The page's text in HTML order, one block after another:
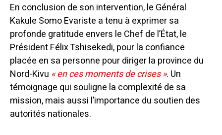
En conclusion de son intervention, le Général
Kakule Somo Evariste a tenu à exprimer sa
profonde gratitude envers le Chef de l’État, le
Président Félix Tshisekedi, pour la confiance
placée en sa personne pour diriger la province du
Nord-Kivu « en ces moments de crises ». Un
témoignage qui souligne la complexité de sa
mission, mais aussi l’importance du soutien des
autorités nationales.